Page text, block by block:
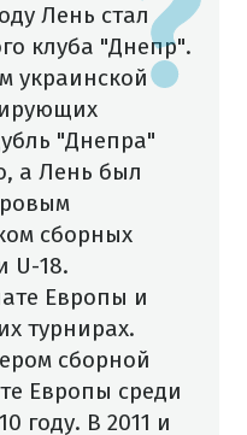
Лень стал
клуба "Днепр".
украинской
"Днепра"
а Лень был
сборных
U-18.
Европы и
турнирах.
сборной
Европы среди
году. В 2011 и